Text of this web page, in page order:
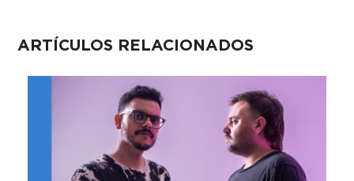
ARTÍCULOS RELACIONADOS